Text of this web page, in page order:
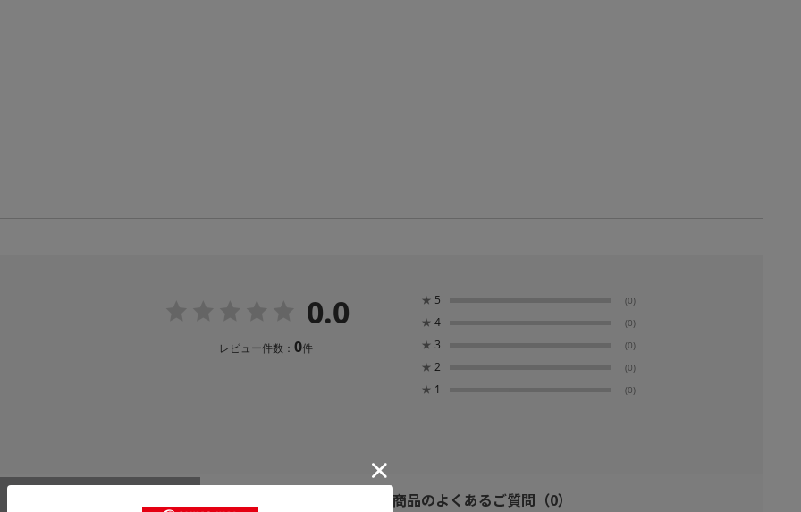
0.0
レビュー件数： 0件
★ 5 (0)
★ 4 (0)
★ 3 (0)
★ 2 (0)
★ 1 (0)
商品のよくあるご質問 （0）